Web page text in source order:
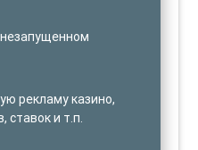
рекламу казино,
ставок и т.п.